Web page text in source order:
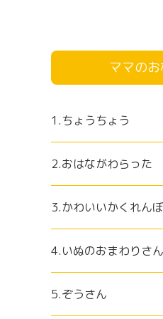
ママの
1.ちょうちょう
2.おはながわらった
3.かわいいかくれんぼ
4.いぬのおまわりさん
5.ぞうさん